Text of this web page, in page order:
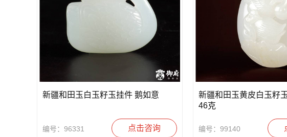
新疆和田玉白玉籽玉挂件 鹅如意
编号：96331 点击咨询
新疆和田玉黄皮白玉籽
46克
编号：99140